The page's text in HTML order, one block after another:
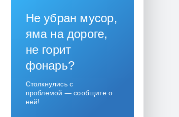
Не убран мусор,
яма на дороге,
не горит
фонарь?
Столкнулись с
проблемой — сообщите о
ней!